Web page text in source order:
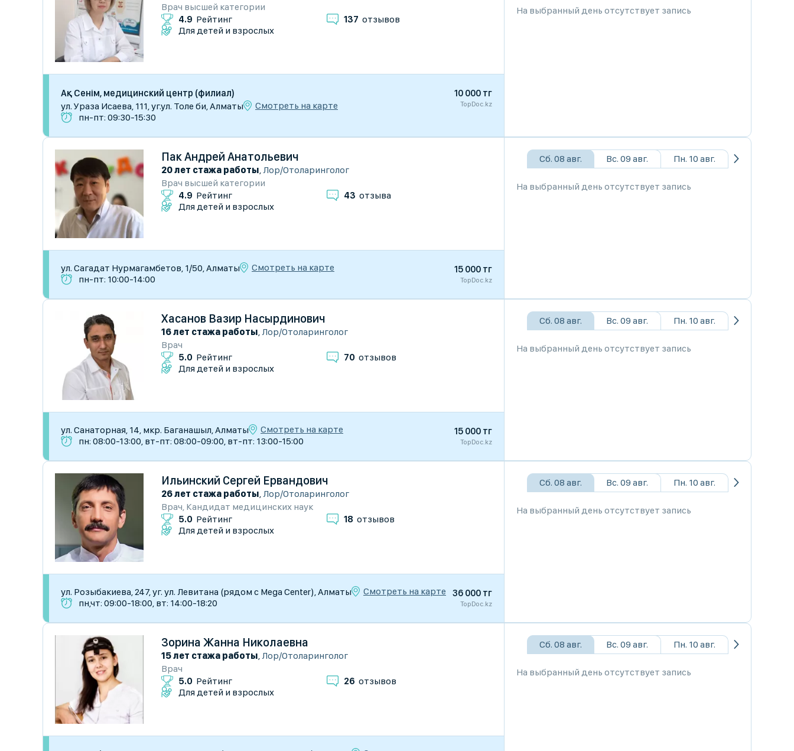
Врач высшей категории
4.9 Рейтинг 137 отзывов
Для детей и взрослых
Ақ Сенім, медицинский центр (филиал)
ул. Ураза Исаева, 111, уг.ул. Толе би, Алматы
Смотреть на карте
пн-пт: 09:30-15:30
10 000 тг
TopDoc.kz
На выбранный день отсутствует запись
Пак Андрей Анатольевич
20 лет стажа работы,Лор/Отоларинголог
Врач высшей категории
4.9 Рейтинг 43 отзыва
Для детей и взрослых
ул. Сагадат Нурмагамбетов, 1/50, Алматы
Смотреть на карте
пн-пт: 10:00-14:00
15 000 тг
TopDoc.kz
Сб. 08 авг. Вс. 09 авг. Пн. 10 авг.
На выбранный день отсутствует запись
Хасанов Вазир Насырдинович
16 лет стажа работы,Лор/Отоларинголог
Врач
5.0 Рейтинг 70 отзывов
Для детей и взрослых
ул. Санаторная, 14, мкр. Баганашыл, Алматы
Смотреть на карте
пн: 08:00-13:00, вт-пт: 08:00-09:00, вт-пт: 13:00-15:00
15 000 тг
TopDoc.kz
Сб. 08 авг. Вс. 09 авг. Пн. 10 авг.
На выбранный день отсутствует запись
Ильинский Сергей Ервандович
26 лет стажа работы,Лор/Отоларинголог
Врач, Кандидат медицинских наук
5.0 Рейтинг 18 отзывов
Для детей и взрослых
ул. Розыбакиева, 247, уг. ул. Левитана (рядом с Mega Center), Алматы
Смотреть на карте
пн,чт: 09:00-18:00, вт: 14:00-18:20
36 000 тг
TopDoc.kz
Сб. 08 авг. Вс. 09 авг. Пн. 10 авг.
На выбранный день отсутствует запись
Зорина Жанна Николаевна
15 лет стажа работы,Лор/Отоларинголог
Врач
5.0 Рейтинг 26 отзывов
Для детей и взрослых
Сб. 08 авг. Вс. 09 авг. Пн. 10 авг.
На выбранный день отсутствует запись